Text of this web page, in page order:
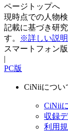
ページトップへ
現時点での人物
記載に基づき研
す。
※詳しい説
スマートフォン版
|
PC版
CiNiiについ
CiNii
収録
利用